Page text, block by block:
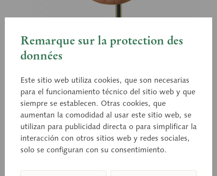
MS 11
Embrión
Remarque sur la protection des
données
Este sitio web utiliza cookies, que son necesarias
para el funcionamiento técnico del sitio web y que
siempre se establecen. Otras cookies, que
aumentan la comodidad al usar este sitio web, se
utilizan para publicidad directa o para simplificar la
interacción con otros sitios web y redes sociales,
solo se configuran con su consentimiento.